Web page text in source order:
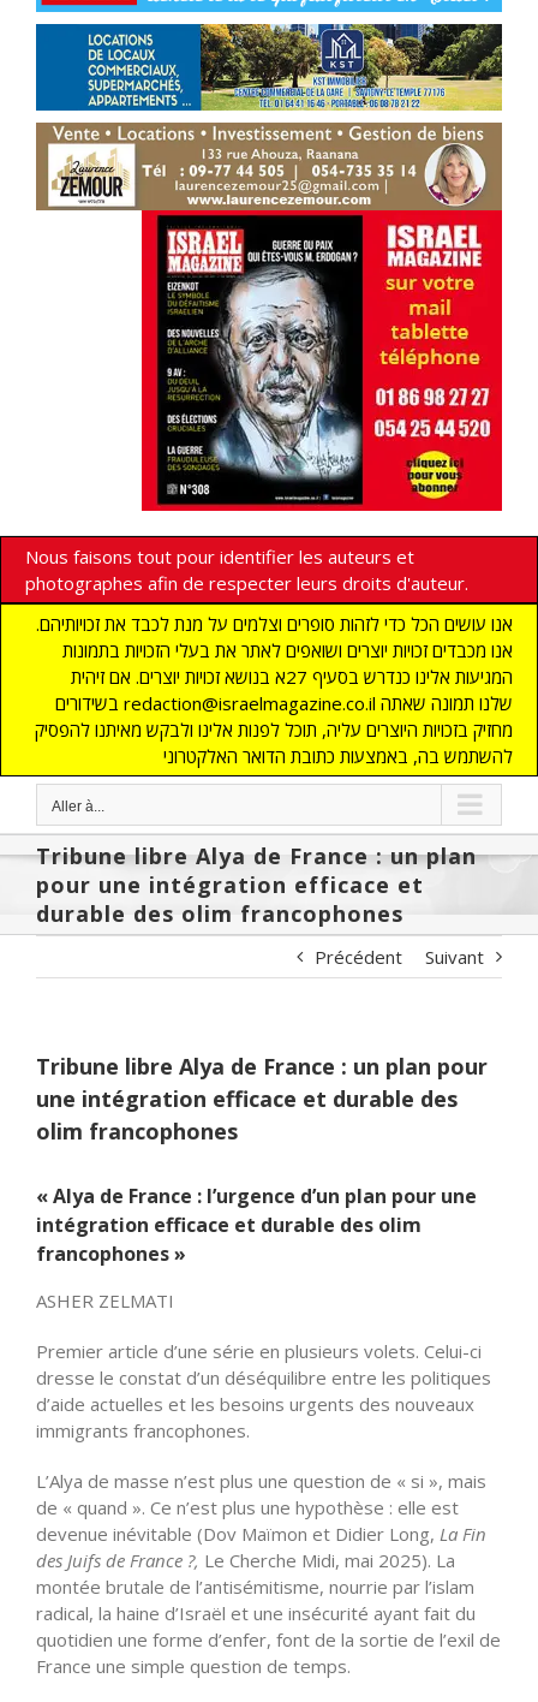
Nous faisons tout pour identifier les auteurs et
photographes afin de respecter leurs droits d'auteur.
אנו עושים הכל כדי לזהות סופרים וצלמים על מנת לכבד את זכויותיהם.
אנו מכבדים זכויות יוצרים ושואפים לאתר את בעלי הזכויות בתמונות
המגיעות אלינו כנדרש בסעיף 27א בנושא זכויות יוצרים. אם זיהית
בשידורים redaction@israelmagazine.co.il שלנו תמונה שאתה
מחזיק בזכויות היוצרים עליה, תוכל לפנות אלינו ולבקש מאיתנו להפסיק
להשתמש בה, באמצעות כתובת הדואר האלקטרוני
Aller à...
Tribune libre Alya de France : un plan
pour une intégration efficace et
durable des olim francophones
Précédent Suivant
Tribune libre Alya de France : un plan pour
une intégration efficace et durable des
olim francophones
« Alya de France : l’urgence d’un plan pour une
intégration efficace et durable des olim
francophones »
ASHER ZELMATI
Premier article d’une série en plusieurs volets. Celui-ci
dresse le constat d’un déséquilibre entre les politiques
d’aide actuelles et les besoins urgents des nouveaux
immigrants francophones.
L’Alya de masse n’est plus une question de « si », mais
de « quand ». Ce n’est plus une hypothèse : elle est
devenue inévitable (Dov Maïmon et Didier Long, La Fin
des Juifs de France ?, Le Cherche Midi, mai 2025). La
montée brutale de l’antisémitisme, nourrie par l’islam
radical, la haine d’Israël et une insécurité ayant fait du
quotidien une forme d’enfer, font de la sortie de l’exil de
France une simple question de temps.